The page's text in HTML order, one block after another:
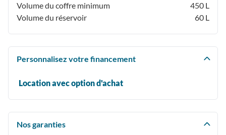
Volume du coffre minimum
450 L
Volume du réservoir
60 L
Personnalisez votre financement
Location avec option d'achat
Nos garanties